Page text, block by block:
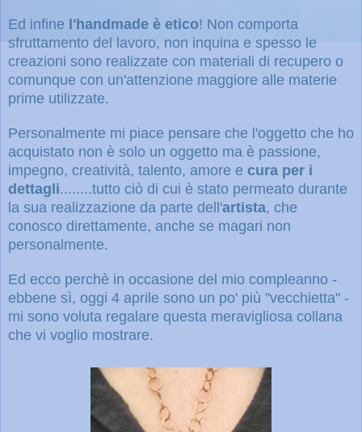
Ed infine l'handmade è etico! Non comporta
sfruttamento del lavoro, non inquina e spesso le
creazioni sono realizzate con materiali di recupero o
comunque con un'attenzione maggiore alle materie
prime utilizzate.
Personalmente mi piace pensare che l'oggetto che ho
acquistato non è solo un oggetto ma è passione,
impegno, creatività, talento, amore e cura per i
dettagli........tutto ciò di cui è stato permeato durante
la sua realizzazione da parte dell'artista, che
conosco direttamente, anche se magari non
personalmente.
Ed ecco perchè in occasione del mio compleanno -
ebbene sì, oggi 4 aprile sono un po' più "vecchietta" -
mi sono voluta regalare questa meravigliosa collana
che vi voglio mostrare.